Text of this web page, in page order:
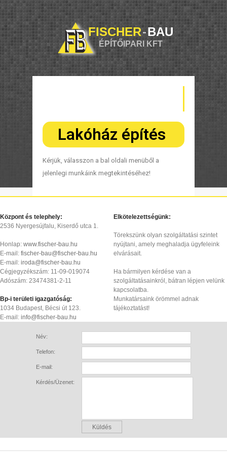
FISCHER-BAU
ÉPÍTŐIPARI KFT
Lakóház építés
Kérjük, válasszon a bal oldali menüből a
jelenlegi munkáink megtekintéséhez!
Központ és telephely:
2536 Nyergesújfalu, Kiserdő utca 1.
Honlap: www.fischer-bau.hu
E-mail: fischer-bau@fischer-bau.hu
E-mail: iroda@fischer-bau.hu
Cégjegyzékszám: 11-09-019074
Adószám: 23474381-2-11
Bp-i területi igazgatóság:
1034 Budapest, Bécsi út 123.
E-mail: info@fischer-bau.hu
Elkötelezettségünk:
Törekszünk olyan szolgáltatási szintet
nyújtani, amely meghaladja ügyfeleink
elvárásait.
Ha bármilyen kérdése van a
szolgáltatásainkról, bátran lépjen velünk
kapcsolatba.
Munkatársaink örömmel adnak
tájékoztatást!